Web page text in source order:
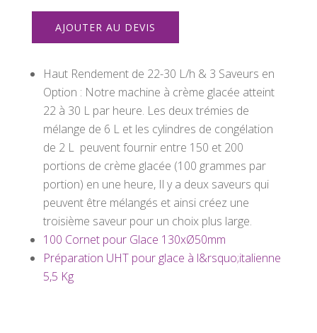
à
Glace
Italienne
AJOUTER AU DEVIS
Haut Rendement de 22-30 L/h & 3 Saveurs en
Option : Notre machine à crème glacée atteint
22 à 30 L par heure. Les deux trémies de
mélange de 6 L et les cylindres de congélation
de 2 L peuvent fournir entre 150 et 200
portions de crème glacée (100 grammes par
portion) en une heure, Il y a deux saveurs qui
peuvent être mélangés et ainsi créez une
troisième saveur pour un choix plus large.
100 Cornet pour Glace 130xØ50mm
Préparation UHT pour glace à l&rsquo;italienne
5,5 Kg